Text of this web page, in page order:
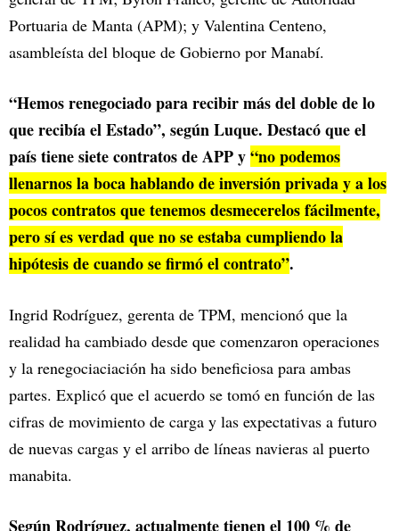
Portuaria de Manta (APM); y Valentina Centeno,
asambleísta del bloque de Gobierno por Manabí.
“Hemos renegociado para recibir más del doble de lo
que recibía el Estado”, según Luque. Destacó que el
país tiene siete contratos de APP y“no podemos
llenarnos la boca hablando de inversión privada y a los
pocos contratos que tenemos desmecerelos fácilmente,
pero sí es verdad que no se estaba cumpliendo la
hipótesis de cuando se firmó el contrato”.
Ingrid Rodríguez, gerenta de TPM, mencionó que la
realidad ha cambiado desde que comenzaron operaciones
y la renegociaciación ha sido beneficiosa para ambas
partes. Explicó que el acuerdo se tomó en función de las
cifras de movimiento de carga y las expectativas a futuro
de nuevas cargas y el arribo de líneas navieras al puerto
manabita.
Según Rodríguez, actualmente tienen el 100 % de